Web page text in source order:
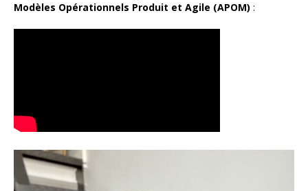
Modèles Opérationnels Produit et Agile (APOM) :